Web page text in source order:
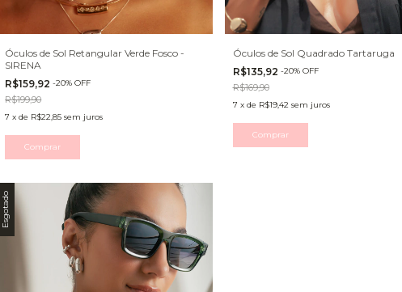
Óculos de Sol Retangular Verde Fosco -
SIRENA
R$159,92-20%OFF
R$199,90
7 xde R$22,85 sem juros
Óculos de Sol Quadrado Tartaruga
R$135,92 -20% OFF
R$169,90
7 x de R$19,42 sem juros
Esgotado